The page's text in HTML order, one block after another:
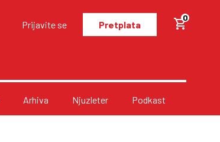
Prijavite se Pretplata
0
Arhiva Njuzleter Podkast